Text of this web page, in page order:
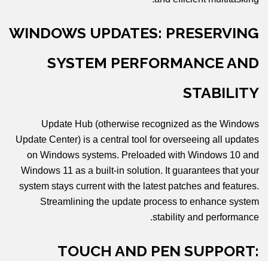
WINDOWS UPDATES: PRESERVING
SYSTEM PERFORMANCE AND
STABILITY
Update Hub (otherwise recognized as the Windows
Update Center) is a central tool for overseeing all updates
on Windows systems. Preloaded with Windows 10 and
Windows 11 as a built-in solution. It guarantees that your
system stays current with the latest patches and features.
Streamlining the update process to enhance system
stability and performance.
TOUCH AND PEN SUPPORT: